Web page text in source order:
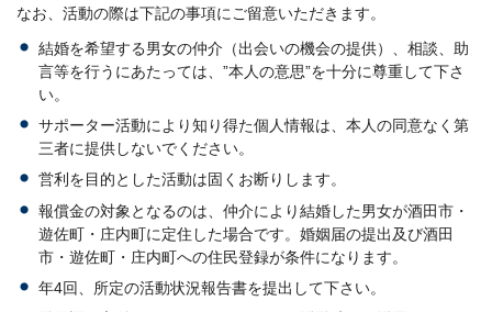
なお、活動の際は下記の事項にご留意いただきます。
結婚を希望する男女の仲介（出会いの機会の提供）、相談、助
言等を行うにあたっては、”本人の意思”を十分に尊重して下さ
い。
サポーター活動により知り得た個人情報は、本人の同意なく第
三者に提供しないでください。
営利を目的とした活動は固くお断りします。
報償金の対象となるのは、仲介により結婚した男女が酒田市・
遊佐町・庄内町に定住した場合です。婚姻届の提出及び酒田
市・遊佐町・庄内町への住民登録が条件になります。
年4回、所定の活動状況報告書を提出して下さい。